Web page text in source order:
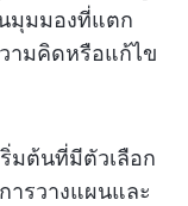
มุมมองที่แตก
ามคิดหรือแก้ไข
มต้นที่มีตัวเลือก
ารวางแผนและ